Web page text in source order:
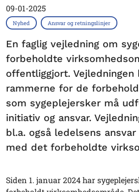
09-01-2025
Nyhed Ansvar og retningslinjer
En faglig vejledning om
forbeholdte
offentliggjort. Vejledningen
rammerne for de
som sygeplejersker må
initiativ og ansvar.
bl.a. også ledelsens
med det forbeholdte
Siden 1. januar 2024 har